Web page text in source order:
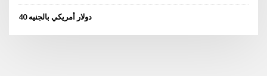
40 دولار أمريكي بالجنيه